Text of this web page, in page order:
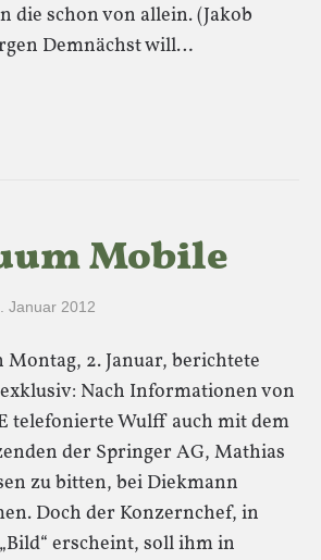
die schon von allein. (Jakob
Demnächst will…
Mobile
Januar 2012
2. Januar, berichtete
exklusiv: Nach Informationen von
telefonierte Wulff auch mit dem
der Springer AG, Mathias
zu bitten, bei Diekmann
Doch der Konzernchef, in
erscheint, soll ihm in